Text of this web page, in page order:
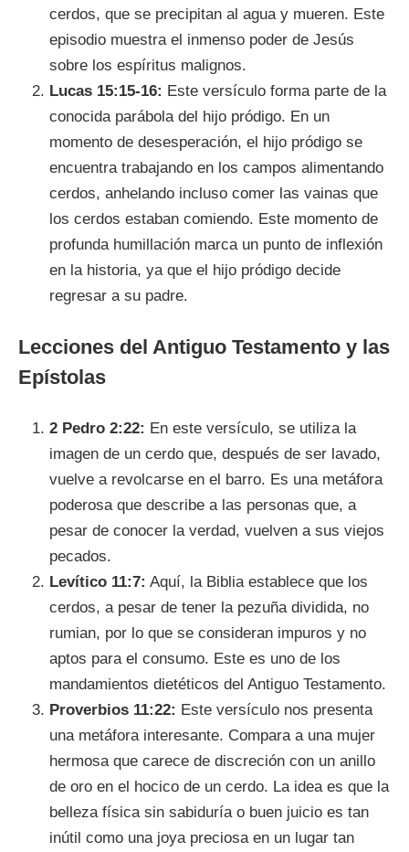
cerdos, que se precipitan al agua y mueren. Este
episodio muestra el inmenso poder de Jesús
sobre los espíritus malignos.
Lucas 15:15-16: Este versículo forma parte de la
conocida parábola del hijo pródigo. En un
momento de desesperación, el hijo pródigo se
encuentra trabajando en los campos alimentando
cerdos, anhelando incluso comer las vainas que
los cerdos estaban comiendo. Este momento de
profunda humillación marca un punto de inflexión
en la historia, ya que el hijo pródigo decide
regresar a su padre.
Lecciones del Antiguo Testamento y las
Epístolas
2 Pedro 2:22: En este versículo, se utiliza la
imagen de un cerdo que, después de ser lavado,
vuelve a revolcarse en el barro. Es una metáfora
poderosa que describe a las personas que, a
pesar de conocer la verdad, vuelven a sus viejos
pecados.
Levítico 11:7: Aquí, la Biblia establece que los
cerdos, a pesar de tener la pezuña dividida, no
rumian, por lo que se consideran impuros y no
aptos para el consumo. Este es uno de los
mandamientos dietéticos del Antiguo Testamento.
Proverbios 11:22: Este versículo nos presenta
una metáfora interesante. Compara a una mujer
hermosa que carece de discreción con un anillo
de oro en el hocico de un cerdo. La idea es que la
belleza física sin sabiduría o buen juicio es tan
inútil como una joya preciosa en un lugar tan